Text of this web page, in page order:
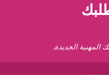
المهنية الجديدة.